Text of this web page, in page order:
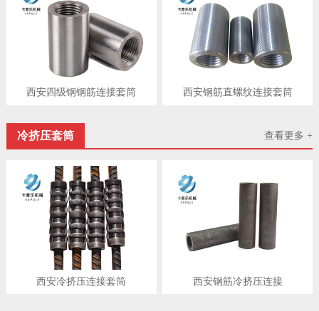
西安四级钢钢筋连接套筒 西安钢筋直螺纹连接套筒
查看更多 +
冷挤压套筒
西安冷挤压连接套筒 西安钢筋冷挤压连接